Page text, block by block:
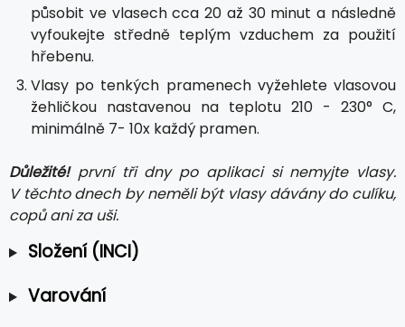
působit ve vlasech cca 20 až 30 minut a následně
vyfoukejte středně teplým vzduchem za použití
hřebenu.
Vlasy po tenkých pramenech vyžehlete vlasovou
žehličkou nastavenou na teplotu 210 - 230° C,
minimálně 7- 10x každý pramen.
Důležité!první tři dny po aplikaci si nemyjte vlasy.
V těchto dnech by neměli být vlasy dávány do culíku,
copů ani za uši.
Složení (INCI)
Varování